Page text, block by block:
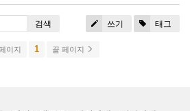
쓰기 태그
검색
이지 1 끝 페이지